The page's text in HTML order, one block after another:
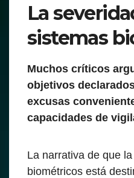
La
sistemas
Muchos críticos
objetivos
excusas
capacidades de
La narrativa de que
biométricos está